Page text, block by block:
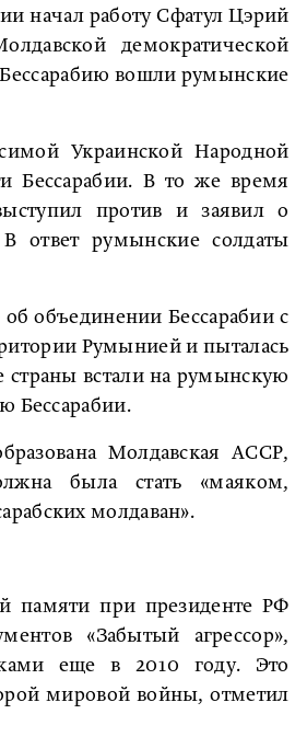
начал работу Сфатул Цэрий
демократической
Бессарабию вошли румынские
Украинской Народной
Бессарабии. В то же время
против и заявил о
ответ румынские солдаты
объединении Бессарабии с
Румынией и пыталась
встали на румынскую
Бессарабии.
Молдавская АССР,
была стать «маяком,
молдаван».
памяти при президенте РФ
«Забытый агрессор»,
еще в 2010 году. Это
мировой войны, отметил